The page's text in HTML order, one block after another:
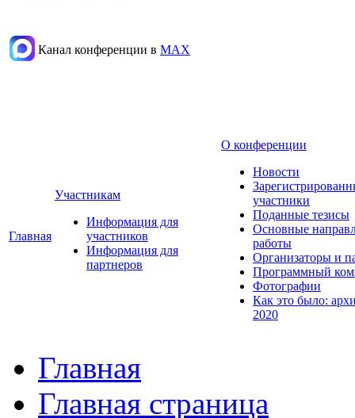
Канал конференции в МАХ
Главная
Участникам
Информация для
участников
Информация для
партнеров
О конференции
Новости
участники
Поданные тезисы
Основные
работы
Организаторы и
Программный
Фотографии
Как это было:
2020
Главная
Главная страница